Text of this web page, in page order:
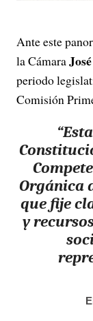
Ante este
la Cámara
periodo
Comisión
Orgánica
que fije
y